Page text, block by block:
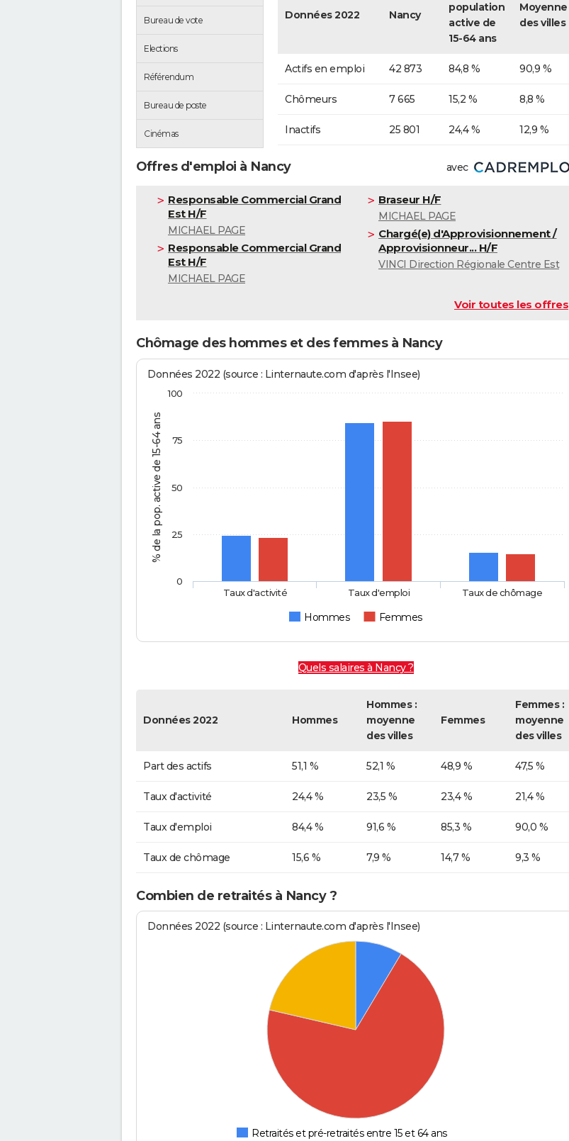
Bureau de vote
Elections
Référendum
Bureau de poste
Cinémas
Données 2022 Nancy
population
active de
15-64 ans
Moyenne
des villes
Actifs en emploi 42 873 84,8 % 90,9 %
Chômeurs 7 665 15,2 % 8,8 %
Inactifs 25 801 24,4 % 12,9 %
Offres d'emploi à Nancy avec
Responsable Commercial Grand
Est H/F
MICHAEL PAGE
Responsable Commercial Grand
Est H/F
MICHAEL PAGE
Braseur H/F
MICHAEL PAGE
Chargé(e) d'Approvisionnement /
Approvisionneur... H/F
VINCI Direction Régionale Centre Est
Voir toutes les offres
Chômage des hommes et des femmes à Nancy
% de la pop. active de 15-64 ans
Données 2022 (source : Linternaute.com d'après l'Insee)
Hommes Femmes
Taux d'activité Taux d'emploi Taux de chômage
0
25
50
75
100
Quels salaires à Nancy ?
Données 2022 Hommes
Hommes :
moyenne
des villes
Femmes
Femmes :
moyenne
des villes
Part des actifs 51,1 % 52,1 % 48,9 % 47,5 %
Taux d'activité 24,4 % 23,5 % 23,4 % 21,4 %
Taux d'emploi 84,4 % 91,6 % 85,3 % 90,0 %
Taux de chômage 15,6 % 7,9 % 14,7 % 9,3 %
Combien de retraités à Nancy ?
Données 2022 (source : Linternaute.com d'après l'Insee)
Retraités et pré-retraités entre 15 et 64 ans